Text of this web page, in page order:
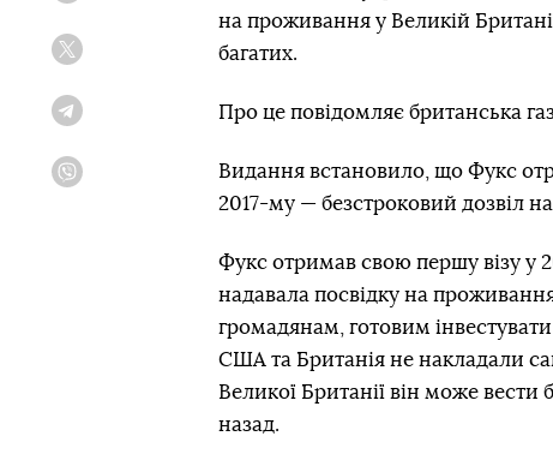
на проживання у Великій
багатих.
Про це повідомляє британська
Видання встановило, що Фукс
2017-му — безстроковий дозвіл
Фукс отримав свою першу візу у
надавала посвідку на
громадянам, готовим
США та Британія не накладали
Великої Британії він може вести
назад.